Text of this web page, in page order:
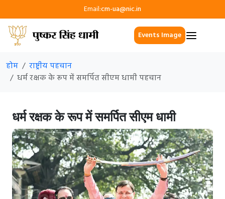
Email:cm-ua@nic.in
Events Image
होम
राष्ट्रीय पहचान
धर्म रक्षक के रूप में समर्पित सीएम धामी पहचान
धर्म रक्षक के रूप में समर्पित सीएम धामी